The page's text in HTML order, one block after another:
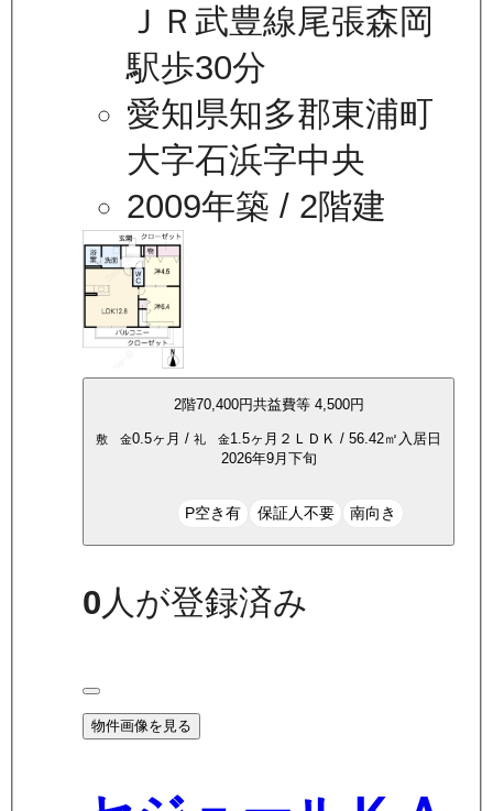
ＪＲ武豊線尾張森岡
駅歩30分
愛知県知多郡東浦町
大字石浜字中央
2009年築 / 2階建
2階70,400円共益費等 4,500円
敷 金0.5ヶ月 / 礼 金1.5ヶ月 ２ＬＤＫ / 56.42㎡ 入居日
2026年9月下旬
P空き有 保証人不要 南向き
0人が登録済み
物件画像を見る